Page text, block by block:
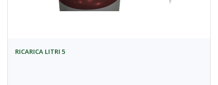
RICARICA LITRI 5